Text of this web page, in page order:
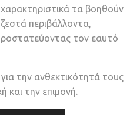
τα βοηθούν
περιβάλλοντα,
τον εαυτό
για την ανθεκτικότητά τους
και την επιμονή.